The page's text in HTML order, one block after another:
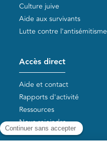
Culture juive
Aide aux survivants
Lutte contre l'antisémitisme
Accès direct
Aide et contact
Rapports d'activité
Ressources
Nous rejoindre